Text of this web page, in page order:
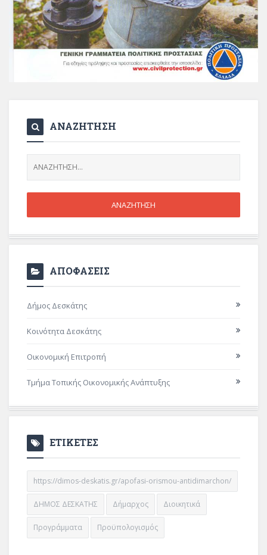
ΑΝΑΖΗΤΗΣΗ
ΑΠΟΦΑΣΕΙΣ
Δήμος Δεσκάτης
Κοινότητα Δεσκάτης
Οικονομική Επιτροπή
Τμήμα Τοπικής Οικονομικής Ανάπτυξης
ΕΤΙΚΕΤΕΣ
https://dimos-deskatis.gr/apofasi-orismou-antidimarchon/
ΔΗΜΟΣ ΔΕΣΚΑΤΗΣ Δήμαρχος Διοικητικά
Προγράμματα Προϋπολογισμός